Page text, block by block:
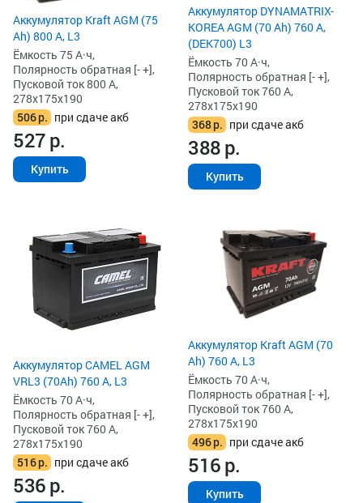
Аккумулятор Kraft AGM (75
Ah) 800 А, L3
Ёмкость 75 А·ч,
Полярность обратная [- +],
Пусковой ток 800 А,
278x175x190
506р. при сдаче акб
527р.
Купить
Аккумулятор DYNAMATRIX-
KOREA AGM (70 Ah) 760 А,
(DEK700) L3
Ёмкость 70 А·ч,
Полярность обратная [- +],
Пусковой ток 760 А,
278x175x190
368р. при сдаче акб
388р.
Купить
Аккумулятор CAMEL AGM
VRL3 (70Ah) 760 А, L3
Ёмкость 70 А·ч,
Полярность обратная [- +],
Пусковой ток 760 А,
278x175x190
516р. при сдаче акб
536р.
Аккумулятор Kraft AGM (70
Ah) 760 А, L3
Ёмкость 70 А·ч,
Полярность обратная [- +],
Пусковой ток 760 А,
278x175x190
496р. при сдаче акб
516р.
Купить